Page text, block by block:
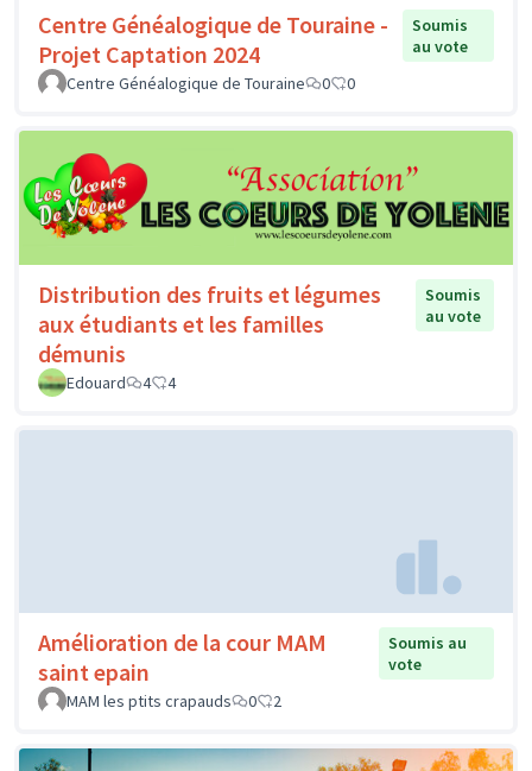
Centre Généalogique de Touraine -
Projet Captation 2024
Soumis
au vote
Centre Généalogique de Touraine
0 0
Distribution des fruits et légumes
aux étudiants et les familles
démunis
Soumis
au vote
Edouard 4 4
Amélioration de la cour MAM
saint epain
Soumis au
vote
MAM les ptits crapauds
0 2